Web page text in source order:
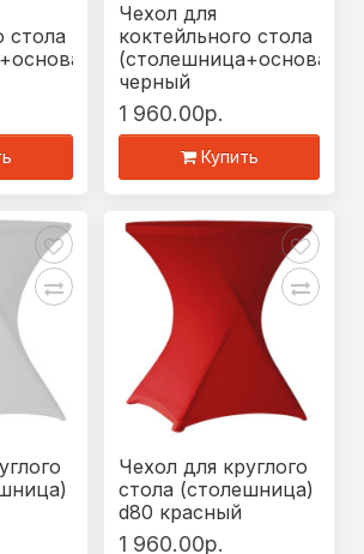
стола
Чехол для
коктейльного стола
черный
1 960.00р.
Купить
Чехол для круглого
стола (столешница)
d80 красный
1 960.00р.